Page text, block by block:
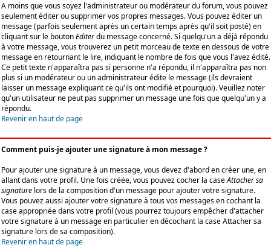
A moins que vous soyez l'administrateur ou modérateur du forum, vous pouvez
seulement éditer ou supprimer vos propres messages. Vous pouvez éditer un
message (parfois seulement après un certain temps après qu'il soit posté) en
cliquant sur le boutonEditerdu message concerné. Si quelqu'un a déjà répondu
à votre message, vous trouverez un petit morceau de texte en dessous de votre
message en retournant le lire, indiquant le nombre de fois que vous l'avez édité.
Ce petit texte n'apparaîtra pas si personne n'a répondu, il n'apparaîtra pas non
plus si un modérateur ou un administrateur édite le message (ils devraient
laisser un message expliquant ce qu'ils ont modifié et pourquoi). Veuillez noter
qu'un utilisateur ne peut pas supprimer un message une fois que quelqu'un y a
répondu.
Revenir en haut de page
Comment puis-je ajouter une signature à mon message ?
Pour ajouter une signature à un message, vous devez d'abord en créer une, en
allant dans votre profil. Une fois créée, vous pouvez cocher la caseAttacher sa
signature lors de la composition d'un message pour ajouter votre signature.
Vous pouvez aussi ajouter votre signature à tous vos messages en cochant la
case appropriée dans votre profil (vous pourrez toujours empêcher d'attacher
votre signature à un message en particulier en décochant la case Attacher sa
signature lors de sa composition).
Revenir en haut de page